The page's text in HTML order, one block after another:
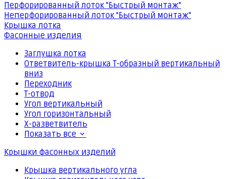
Перфорированный лоток "Быстрый монтаж"
Неперфорированный лоток "Быстрый монтаж"
Крышка лотка
Фасонные изделия
Заглушка лотка
Ответвитель-крышка Т-образный вертикальный
вниз
Переходник
Т-отвод
Угол вертикальный
Угол горизонтальный
Х-разветвитель
Показать все
Крышки фасонных изделий
Крышка вертикального угла